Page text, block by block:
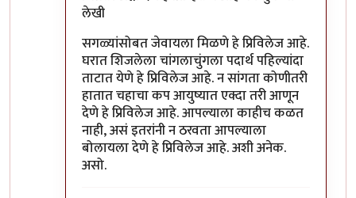
लेखी
सगळ्यांसोबत जेवायला मिळणे हे प्रिविलेज आहे.
घरात शिजलेला चांगलाचुंगला पदार्थ पहिल्यांदा
ताटात येणे हे प्रिविलेज आहे. न सांगता कोणीतरी
हातात चहाचा कप आयुष्यात एक्दा तरी आणून
देणे हे प्रिविलेज आहे. आपल्याला काहीच कळत
नाही, असं इतरांनी न ठरवता आपल्याला
बोलायला देणे हे प्रिविलेज आहे. अशी अनेक.
असो.